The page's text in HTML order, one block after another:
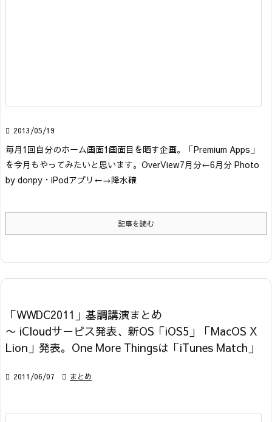
 2013/05/19
毎月1回自分のホーム画面1画面目を晒す企画。「Premium Apps」
を今月もやってみたいと思います。 OverView7月分←6月分 Photo
by donpy ・iPodアプリ←→降水確
記事を読む
「WWDC2011」基調講演まとめ
〜 iCloudサービス発表、新OS「iOS5」「MacOS X
Lion」発表。One More Thingsは「iTunes Match」
 2011/06/07  まとめ